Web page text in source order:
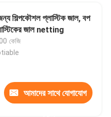
শিল্পকৌশল প্লাস্টিক জাল, বপ
জাল netting
কেজি
আমাদের সাথে যোগাযোগ